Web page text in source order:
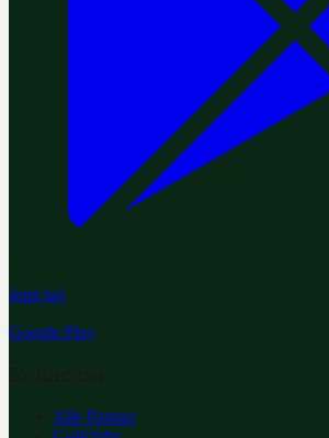
Jetzt bei
Google Play
Alle Partner